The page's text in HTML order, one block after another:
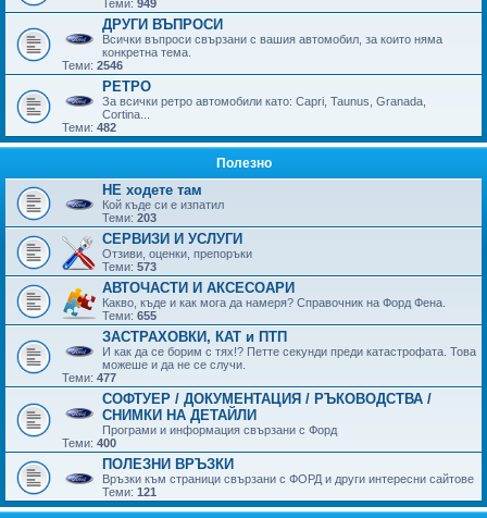
Теми: 949
ДРУГИ ВЪПРОСИ
Всички въпроси свързани с вашия автомобил, за които няма
конкретна тема.
Теми: 2546
РЕТРО
За всички ретро автомобили като: Capri, Taunus, Granada,
Cortina...
Теми: 482
Полезно
НЕ ходете там
Кой къде си е изпатил
Теми: 203
СЕРВИЗИ И УСЛУГИ
Отзиви, оценки, препоръки
Теми: 573
АВТОЧАСТИ И АКСЕСОАРИ
Какво, къде и как мога да намеря? Справочник на Форд Фена.
Теми: 655
ЗАСТРАХОВКИ, КАТ и ПТП
И как да се борим с тях!? Петте секунди преди катастрофата. Това
можеше и да не се случи.
Теми: 477
СОФТУЕР / ДОКУМЕНТАЦИЯ / РЪКОВОДСТВА /
СНИМКИ НА ДЕТАЙЛИ
Програми и информация свързани с Форд
Теми: 400
ПОЛЕЗНИ ВРЪЗКИ
Връзки към страници свързани с ФОРД и други интересни сайтове
Теми: 121